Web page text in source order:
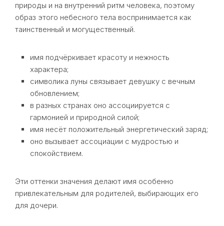
природы и на внутренний ритм человека, поэтому
образ этого небесного тела воспринимается как
таинственный и могущественный.
имя подчёркивает красоту и нежность
характера;
символика луны связывает девушку с вечным
обновлением;
в разных странах оно ассоциируется с
гармонией и природной силой;
имя несёт положительный энергетический заряд;
оно вызывает ассоциации с мудростью и
спокойствием.
Эти оттенки значения делают имя особенно
привлекательным для родителей, выбирающих его
для дочери.